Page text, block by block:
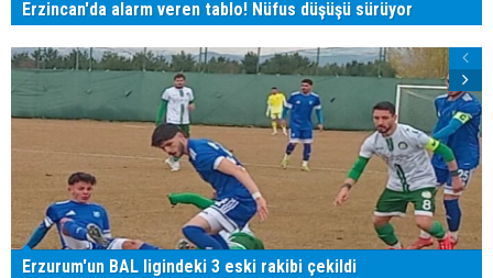
Erzincan'da alarm veren tablo! Nüfus düşüşü sürüyor
Erzurum'un BAL ligindeki 3 eski rakibi çekildi